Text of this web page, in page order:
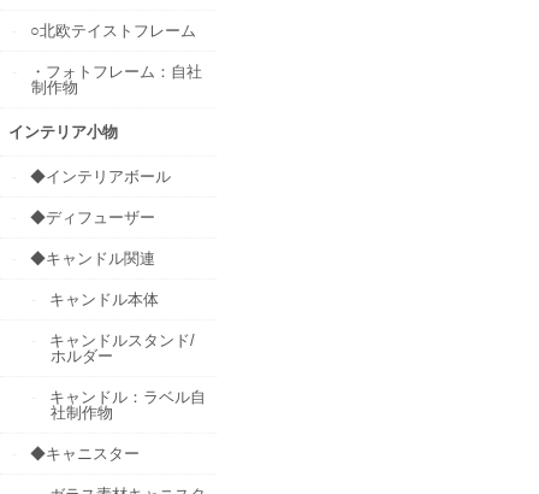
○北欧テイストフレーム
・フォトフレーム：自社
制作物
インテリア小物
◆インテリアボール
◆ディフューザー
◆キャンドル関連
キャンドル本体
キャンドルスタンド/
ホルダー
キャンドル：ラベル自
社制作物
◆キャニスター